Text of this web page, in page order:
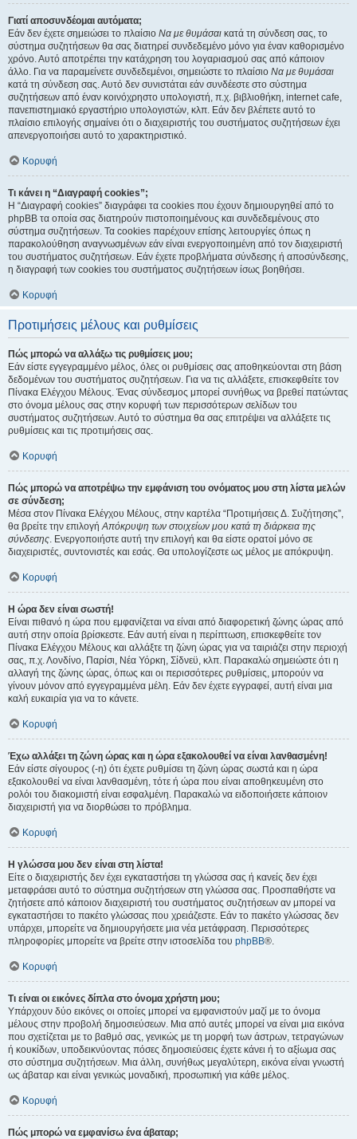
Γιατί αποσυνδέομαι αυτόματα;
Εάν δεν έχετε σημειώσει το πλαίσιο Να με θυμάσαι κατά τη σύνδεση σας, το
σύστημα συζητήσεων θα σας διατηρεί συνδεδεμένο μόνο για έναν καθορισμένο
χρόνο. Αυτό αποτρέπει την κατάχρηση του λογαριασμού σας από κάποιον
άλλο. Για να παραμείνετε συνδεδεμένοι, σημειώστε το πλαίσιο Να με θυμάσαι
κατά τη σύνδεση σας. Αυτό δεν συνιστάται εάν συνδέεστε στο σύστημα
συζητήσεων από έναν κοινόχρηστο υπολογιστή, π.χ. βιβλιοθήκη, internet cafe,
πανεπιστημιακό εργαστήριο υπολογιστών, κλπ. Εάν δεν βλέπετε αυτό το
πλαίσιο επιλογής σημαίνει ότι ο διαχειριστής του συστήματος συζητήσεων έχει
απενεργοποιήσει αυτό το χαρακτηριστικό.
Κορυφή
Τι κάνει η “Διαγραφή cookies”;
Η “Διαγραφή cookies” διαγράφει τα cookies που έχουν δημιουργηθεί από το
phpBB τα οποία σας διατηρούν πιστοποιημένους και συνδεδεμένους στο
σύστημα συζητήσεων. Τα cookies παρέχουν επίσης λειτουργίες όπως η
παρακολούθηση αναγνωσμένων εάν είναι ενεργοποιημένη από τον διαχειριστή
του συστήματος συζητήσεων. Εάν έχετε προβλήματα σύνδεσης ή αποσύνδεσης,
η διαγραφή των cookies του συστήματος συζητήσεων ίσως βοηθήσει.
Κορυφή
Προτιμήσεις μέλους και ρυθμίσεις
Πώς μπορώ να αλλάξω τις ρυθμίσεις μου;
Εάν είστε εγγεγραμμένο μέλος, όλες οι ρυθμίσεις σας αποθηκεύονται στη βάση
δεδομένων του συστήματος συζητήσεων. Για να τις αλλάξετε, επισκεφθείτε τον
Πίνακα Ελέγχου Μέλους. Ένας σύνδεσμος μπορεί συνήθως να βρεθεί πατώντας
στο όνομα μέλους σας στην κορυφή των περισσότερων σελίδων του
συστήματος συζητήσεων. Αυτό το σύστημα θα σας επιτρέψει να αλλάξετε τις
ρυθμίσεις και τις προτιμήσεις σας.
Κορυφή
Πώς μπορώ να αποτρέψω την εμφάνιση του ονόματος μου στη λίστα μελών
σε σύνδεση;
Μέσα στον Πίνακα Ελέγχου Μέλους, στην καρτέλα “Προτιμήσεις Δ. Συζήτησης”,
θα βρείτε την επιλογήΑπόκρυψη των στοιχείων μου κατά τη διάρκεια της
σύνδεσης. Ενεργοποιήστε αυτή την επιλογή και θα είστε ορατοί μόνο σε
διαχειριστές, συντονιστές και εσάς. Θα υπολογίζεστε ως μέλος με απόκρυψη.
Κορυφή
Η ώρα δεν είναι σωστή!
Είναι πιθανό η ώρα που εμφανίζεται να είναι από διαφορετική ζώνης ώρας από
αυτή στην οποία βρίσκεστε. Εάν αυτή είναι η περίπτωση, επισκεφθείτε τον
Πίνακα Ελέγχου Μέλους και αλλάξτε τη ζώνη ώρας για να ταιριάζει στην περιοχή
σας, π.χ. Λονδίνο, Παρίσι, Νέα Υόρκη, Σίδνεϋ, κλπ. Παρακαλώ σημειώστε ότι η
αλλαγή της ζώνης ώρας, όπως και οι περισσότερες ρυθμίσεις, μπορούν να
γίνουν μόνον από εγγεγραμμένα μέλη. Εάν δεν έχετε εγγραφεί, αυτή είναι μια
καλή ευκαιρία για να το κάνετε.
Κορυφή
Έχω αλλάξει τη ζώνη ώρας και η ώρα εξακολουθεί να είναι λανθασμένη!
Εάν είστε σίγουρος (-η) ότι έχετε ρυθμίσει τη ζώνη ώρας σωστά και η ώρα
εξακολουθεί να είναι λανθασμένη, τότε ή ώρα που είναι αποθηκευμένη στο
ρολόι του διακομιστή είναι εσφαλμένη. Παρακαλώ να ειδοποιήσετε κάποιον
διαχειριστή για να διορθώσει το πρόβλημα.
Κορυφή
Η γλώσσα μου δεν είναι στη λίστα!
Είτε ο διαχειριστής δεν έχει εγκαταστήσει τη γλώσσα σας ή κανείς δεν έχει
μεταφράσει αυτό το σύστημα συζητήσεων στη γλώσσα σας. Προσπαθήστε να
ζητήσετε από κάποιον διαχειριστή του συστήματος συζητήσεων αν μπορεί να
εγκαταστήσει το πακέτο γλώσσας που χρειάζεστε. Εάν το πακέτο γλώσσας δεν
υπάρχει, μπορείτε να δημιουργήσετε μια νέα μετάφραση. Περισσότερες
πληροφορίες μπορείτε να βρείτε στην ιστοσελίδα του phpBB®.
Κορυφή
Τι είναι οι εικόνες δίπλα στο όνομα χρήστη μου;
Υπάρχουν δύο εικόνες οι οποίες μπορεί να εμφανιστούν μαζί με το όνομα
μέλους στην προβολή δημοσιεύσεων. Μια από αυτές μπορεί να είναι μια εικόνα
που σχετίζεται με το βαθμό σας, γενικώς με τη μορφή των άστρων, τετραγώνων
ή κουκίδων, υποδεικνύοντας πόσες δημοσιεύσεις έχετε κάνει ή το αξίωμα σας
στο σύστημα συζητήσεων. Μια άλλη, συνήθως μεγαλύτερη, εικόνα είναι γνωστή
ως άβαταρ και είναι γενικώς μοναδική, προσωπική για κάθε μέλος.
Κορυφή
Πώς μπορώ να εμφανίσω ένα άβαταρ;